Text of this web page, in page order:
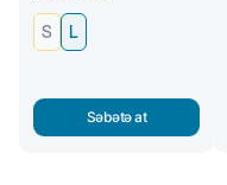
S L
Səbətə at